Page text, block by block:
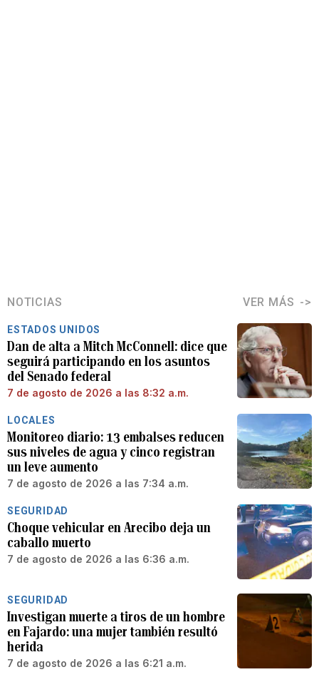
NOTICIAS VER MÁS
ESTADOS UNIDOS
Dan de alta a Mitch McConnell: dice que
seguirá participando en los asuntos
del Senado federal
7 de agosto de 2026 a las 8:32 a.m.
LOCALES
Monitoreo diario: 13 embalses reducen
sus niveles de agua y cinco registran
un leve aumento
7 de agosto de 2026 a las 7:34 a.m.
SEGURIDAD
Choque vehicular en Arecibo deja un
caballo muerto
7 de agosto de 2026 a las 6:36 a.m.
SEGURIDAD
Investigan muerte a tiros de un hombre
en Fajardo: una mujer también resultó
herida
7 de agosto de 2026 a las 6:21 a.m.